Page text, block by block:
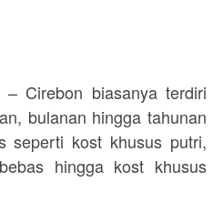
Cirebon biasanya terdiri
bulanan hingga tahunan
seperti kost khusus putri,
hingga kost khusus